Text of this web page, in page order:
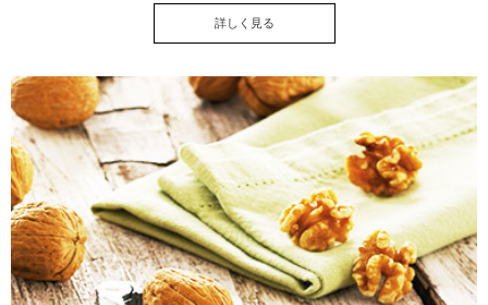
詳しく見る